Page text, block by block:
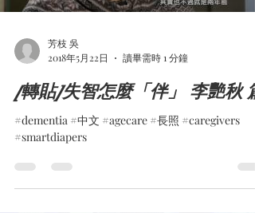
芳枝 吳
2018年5月22日
讀畢需時 1 分鐘
[轉貼]失智怎麼「伴」 李艷秋 篇
#dementia #中文 #agecare #長照 #caregivers
#smartdiapers